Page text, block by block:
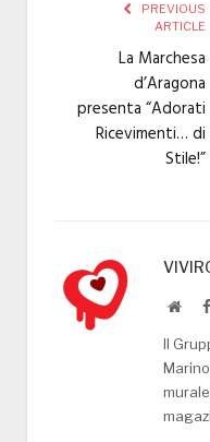
PREVIOUS
ARTICLE
La Marchesa
d’Aragona
presenta “Adorati
Ricevimenti… di
Stile!”
Il